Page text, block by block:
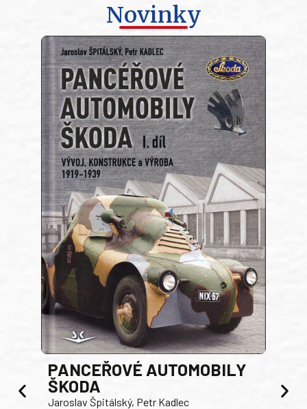
Novinky
PANCEŘOVÉ AUTOMOBILY
ŠKODA
Jaroslav Špitálský, Petr Kadlec